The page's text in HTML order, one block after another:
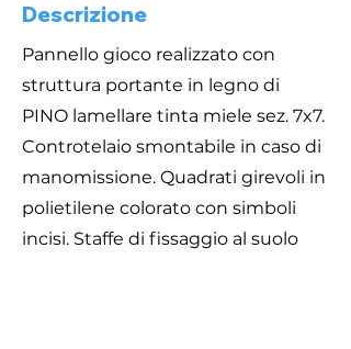
Descrizione
Pannello gioco realizzato con
struttura portante in legno di
PINO lamellare tinta miele sez. 7x7.
Controtelaio smontabile in caso di
manomissione. Quadrati girevoli in
polietilene colorato con simboli
incisi. Staffe di fissaggio al suolo